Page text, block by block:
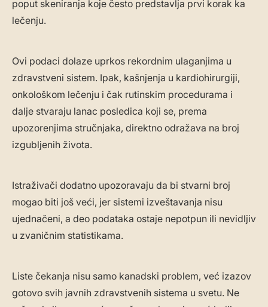
poput skeniranja koje često predstavlja prvi korak ka
lečenju.
Ovi podaci dolaze uprkos rekordnim ulaganjima u
zdravstveni sistem. Ipak, kašnjenja u kardiohirurgiji,
onkološkom lečenju i čak rutinskim procedurama i
dalje stvaraju lanac posledica koji se, prema
upozorenjima stručnjaka, direktno odražava na broj
izgubljenih života.
Istraživači dodatno upozoravaju da bi stvarni broj
mogao biti još veći, jer sistemi izveštavanja nisu
ujednačeni, a deo podataka ostaje nepotpun ili nevidljiv
u zvaničnim statistikama.
Liste čekanja nisu samo kanadski problem, već izazov
gotovo svih javnih zdravstvenih sistema u svetu. Ne